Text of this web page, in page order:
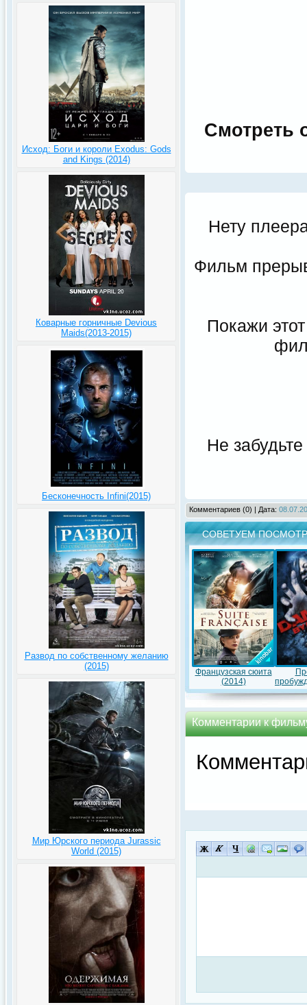
Исход: Боги и короли Exodus: Gods
and Kings (2014)
Коварные горничные Devious
Maids(2013-2015)
Бесконечность Infini(2015)
Развод по собственному желанию
(2015)
Мир Юрского периода Jurassic
World (2015)
Смотреть
Нету
Фильм
Покажи
Не
Комментариев (0) | Дата:
СОВЕТУЕМ
Французская сюита
(2014)
Комментарии к